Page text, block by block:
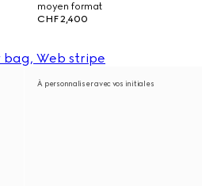
moyen format
CHF 2,400
À personnaliser avec vos initiales